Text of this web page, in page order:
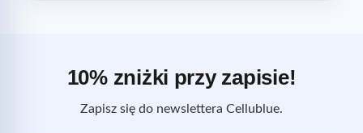
10% zniżki przy zapisie!
Zapisz się do newslettera Cellublue.